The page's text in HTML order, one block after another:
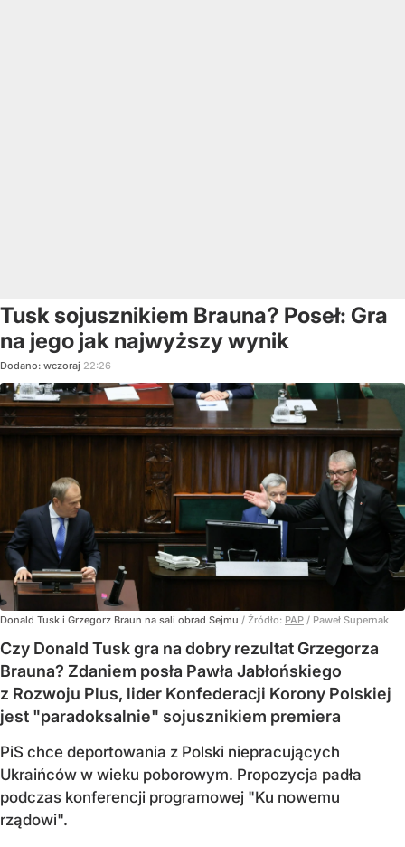
Tusk sojusznikiem Brauna? Poseł: Gra
na jego jak najwyższy wynik
Dodano: wczoraj 22:26
Donald Tusk i Grzegorz Braun na sali obrad Sejmu / Źródło: PAP / Paweł Supernak
Czy Donald Tusk gra na dobry rezultat Grzegorza
Brauna? Zdaniem posła Pawła Jabłońskiego
z Rozwoju Plus, lider Konfederacji Korony Polskiej
jest "paradoksalnie" sojusznikiem premiera
PiS chce deportowania z Polski niepracujących
Ukraińców w wieku poborowym. Propozycja padła
podczas konferencji programowej "Ku nowemu
rządowi".